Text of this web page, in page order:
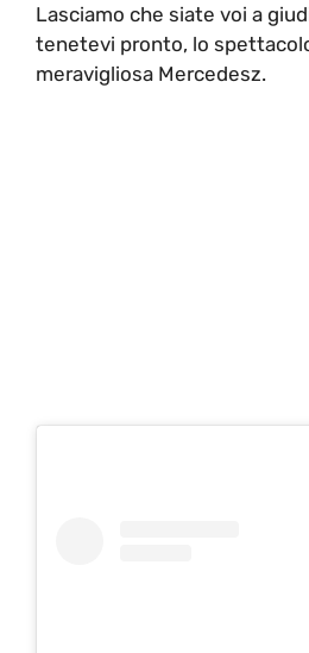
Lasciamo che siate voi a
tenetevi pronto, lo
meravigliosa Mercedesz.